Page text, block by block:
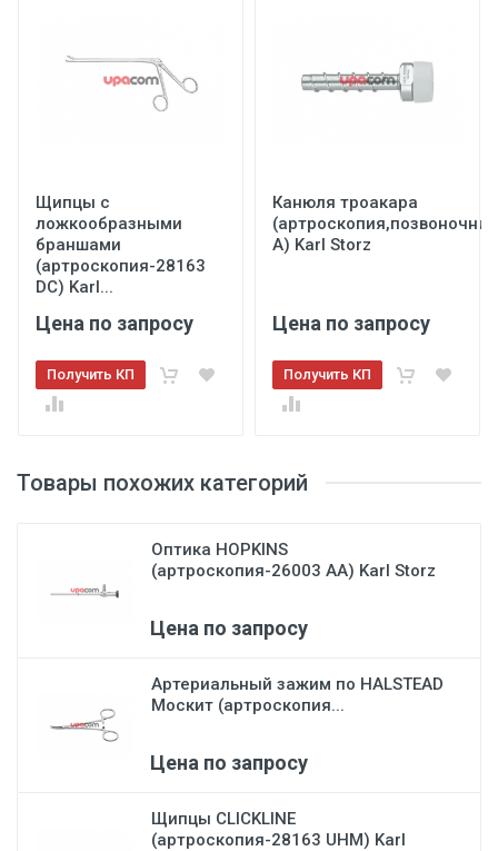
Товары похожих категорий
Оптика HOPKINS
(артроскопия-26003 АА) Karl Storz
Цена по запросу
Артериальный зажим по HALSTEAD
Москит (артроскопия...
Цена по запросу
Щипцы CLICKLINE
(артроскопия-28163 UHM) Karl
Щипцы с
ложкообразными
браншами
(артроскопия-28163
DC) Karl...
Цена по запросу
Получить КП
Канюля троакара
А) Karl Storz
Цена по запросу
Получить КП